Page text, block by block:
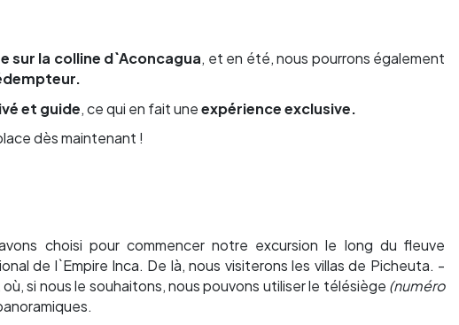
sur la colline d`Aconcagua, et en été, nous pourrons également
.
et guide, ce qui en fait uneexpérience exclusive.
dès maintenant !
choisi pour commencer notre excursion le long du fleuve
de l`Empire Inca. De là, nous visiterons les villas de Picheuta. -
, où, si nous le souhaitons, nous pouvons utiliser le télésiège (numéro